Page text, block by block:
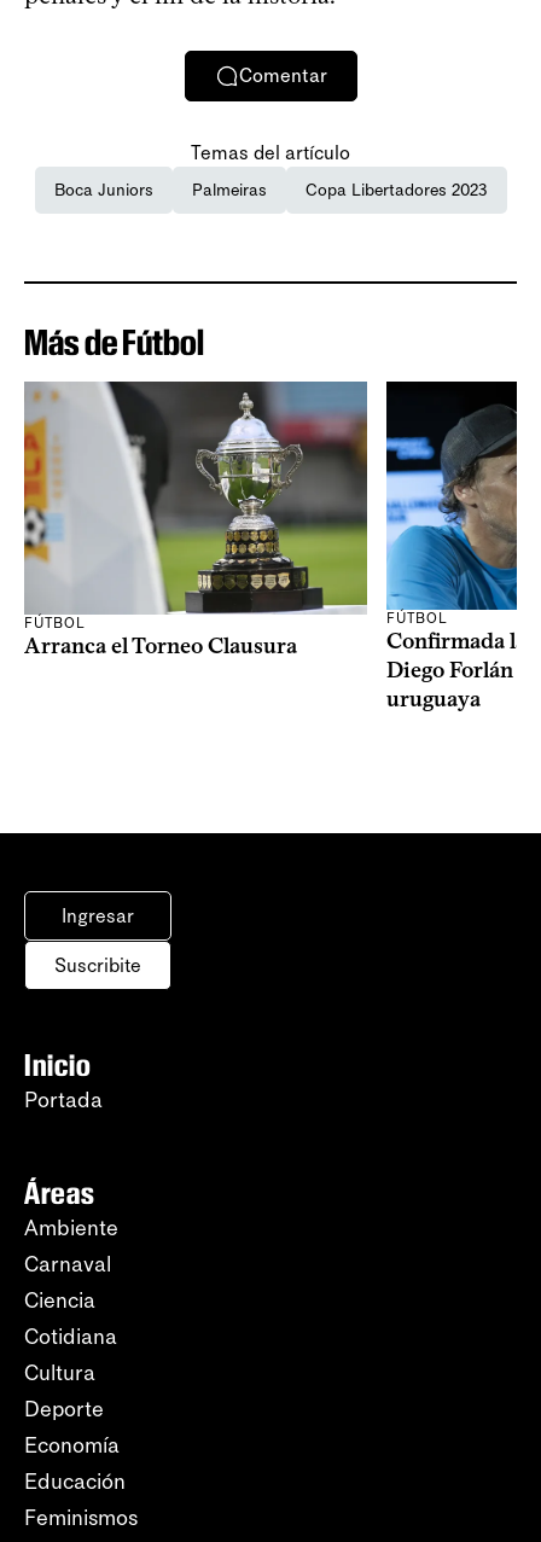
Comentar
Temas del artículo
Boca Juniors Palmeiras Copa Libertadores 2023
Más de Fútbol
FÚTBOL
Arranca el Torneo Clausura
FÚTBOL
Confirmada la
Diego Forlán
uruguaya
Ingresar
Suscribite
Inicio
Portada
Áreas
Ambiente
Carnaval
Ciencia
Cotidiana
Cultura
Deporte
Economía
Educación
Feminismos